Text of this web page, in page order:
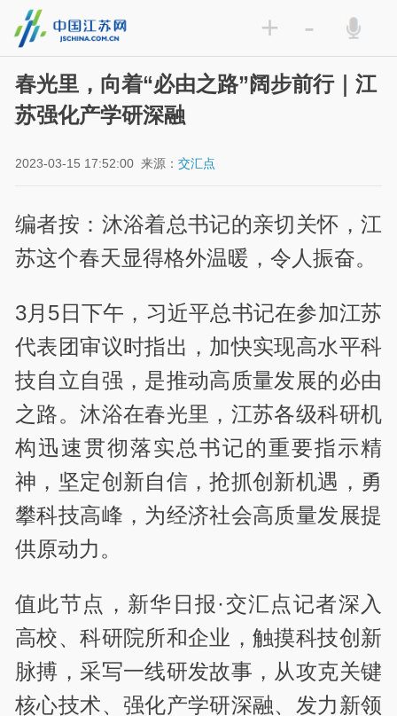
+ -
春光里，向着“必由之路”阔步前行｜江
苏强化产学研深融
2023-03-15 17:52:00 来源：交汇点
编者按：沐浴着总书记的亲切关怀，江
苏这个春天显得格外温暖，令人振奋。
3月5日下午，习近平总书记在参加江苏
代表团审议时指出，加快实现高水平科
技自立自强，是推动高质量发展的必由
之路。沐浴在春光里，江苏各级科研机
构迅速贯彻落实总书记的重要指示精
神，坚定创新自信，抢抓创新机遇，勇
攀科技高峰，为经济社会高质量发展提
供原动力。
值此节点，新华日报·交汇点记者深入
高校、科研院所和企业，触摸科技创新
脉搏，采写一线研发故事，从攻克关键
核心技术、强化产学研深融、发力新领